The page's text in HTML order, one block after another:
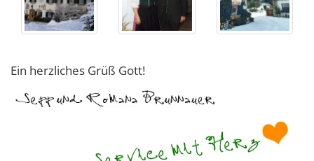
Ein herzliches Grüß Gott!